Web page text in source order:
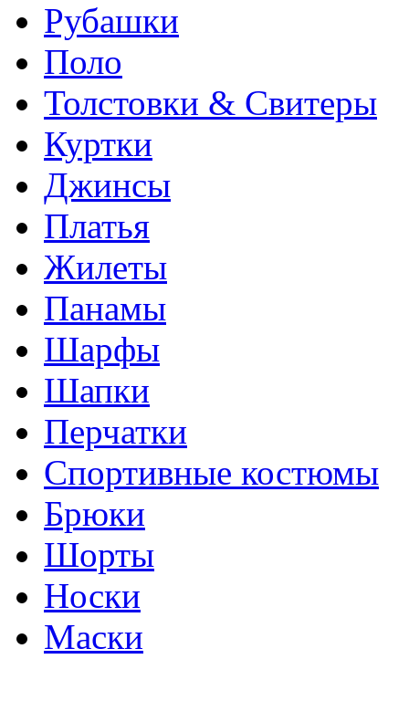
Рубашки
Поло
Толстовки & Свитеры
Куртки
Джинсы
Платья
Жилеты
Панамы
Шарфы
Шапки
Перчатки
Спортивные костюмы
Брюки
Шорты
Носки
Маски